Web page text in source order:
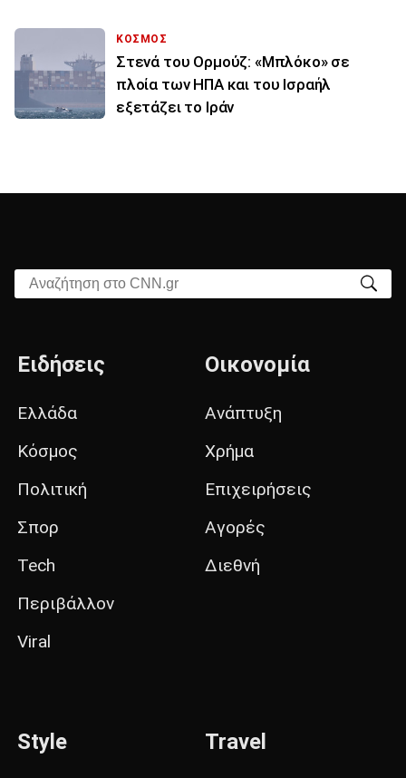
ΚΟΣΜΟΣ
Στενά του Ορμούζ: «Μπλόκο» σε
πλοία των ΗΠΑ και του Ισραήλ
εξετάζει το Ιράν
Αναζήτηση στο CNN.gr
Ειδήσεις
Ελλάδα
Κόσμος
Πολιτική
Σπορ
Tech
Περιβάλλον
Viral
Οικονομία
Ανάπτυξη
Χρήμα
Επιχειρήσεις
Αγορές
Διεθνή
Style Travel